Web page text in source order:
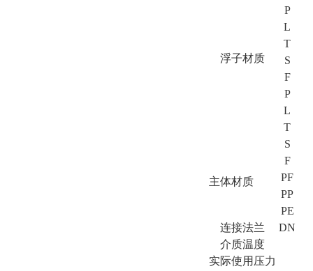
浮子材质
P
L
T
S
F
主体材质
P
L
T
S
F
PF
PP
PE
连接法兰
DN
介质温度
实际使用压力